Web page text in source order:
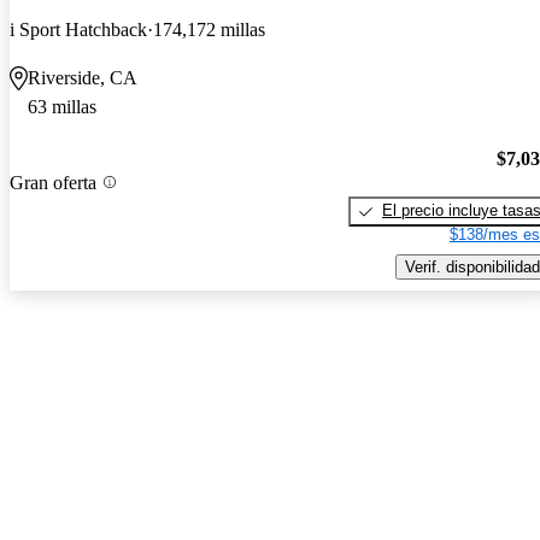
i Sport Hatchback 174,172 millas
Riverside, CA
63 millas
Gran oferta
El precio incluye tasas
$138/mes
Verif. disponibilidad